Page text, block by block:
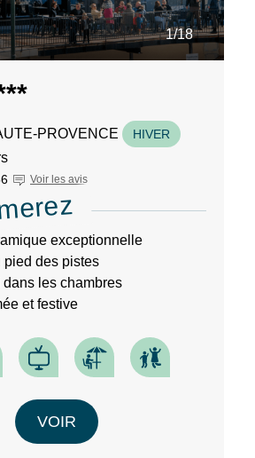
1/18
PROVENCE HIVER
Voir les avis
exceptionnelle
pied des pistes
dans les chambres
et festive
VOIR